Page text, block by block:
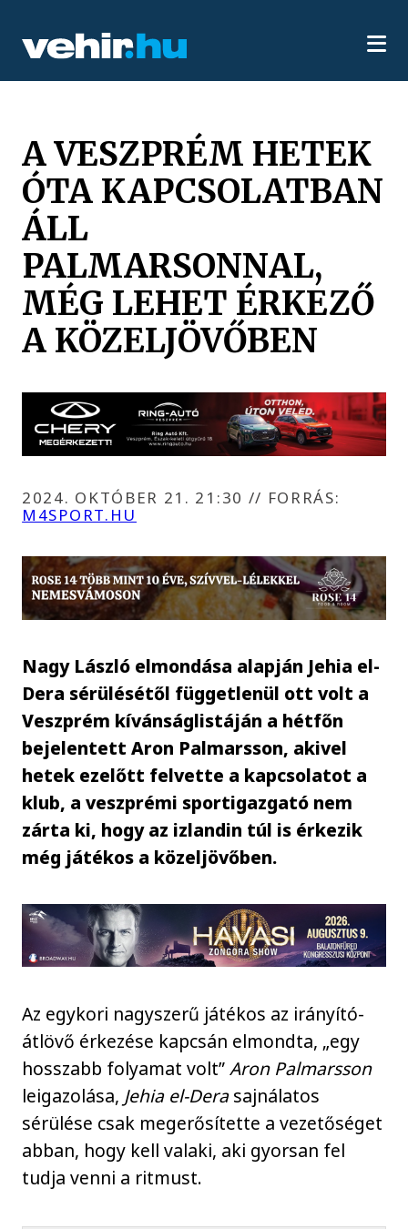
A VESZPRÉM HETEK
ÓTA KAPCSOLATBAN
ÁLL
PALMARSONNAL,
MÉG LEHET ÉRKEZŐ
A KÖZELJÖVŐBEN
2024. OKTÓBER 21. 21:30 // FORRÁS:
M4SPORT.HU
Nagy László elmondása alapján Jehia el-
Dera sérülésétől függetlenül ott volt a
Veszprém kívánságlistáján a hétfőn
bejelentett Aron Palmarsson, akivel
hetek ezelőtt felvette a kapcsolatot a
klub, a veszprémi sportigazgató nem
zárta ki, hogy az izlandin túl is érkezik
még játékos a közeljövőben.
Az egykori nagyszerű játékos az irányító-
átlövő érkezése kapcsán elmondta, „egy
hosszabb folyamat volt”Aron Palmarsson
leigazolása, Jehia el-Derasajnálatos
sérülése csak megerősítette a vezetőséget
abban, hogy kell valaki, aki gyorsan fel
tudja venni a ritmust.